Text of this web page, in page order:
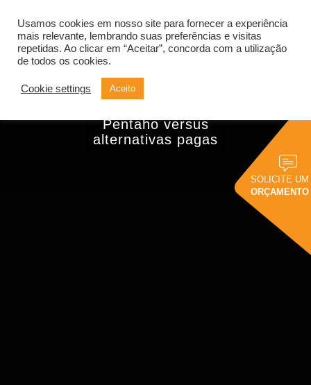
SOLICITE UM
ORÇAMENTO
Alternar
Ferramentas de BI
Pentaho versus
alternativas pagas
Usamos cookies em nosso site para fornecer a experiência
mais relevante, lembrando suas preferências e visitas
repetidas. Ao clicar em “Aceitar”, concorda com a utilização
de todos os cookies.
Cookie settings Aceito